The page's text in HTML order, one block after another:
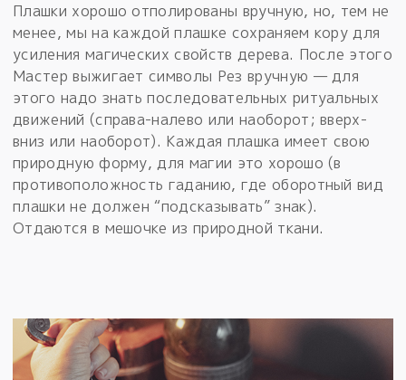
Плашки хорошо отполированы вручную, но, тем не
менее, мы на каждой плашке сохраняем кору для
усиления магических свойств дерева. После этого
Мастер выжигает символы Рез вручную — для
этого надо знать последовательных ритуальных
движений (справа-налево или наоборот; вверх-
вниз или наоборот). Каждая плашка имеет свою
природную форму, для магии это хорошо (в
противоположность гаданию, где оборотный вид
плашки не должен “подсказывать” знак).
Отдаются в мешочке из природной ткани.